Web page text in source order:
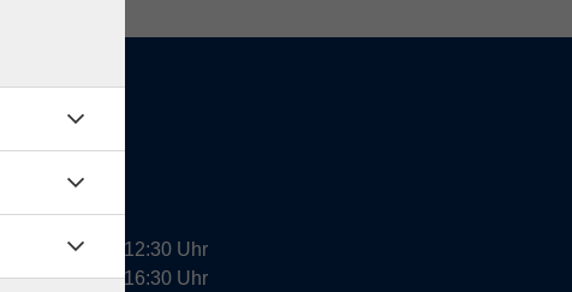
09:00 - 12:30 Uhr
13:00 - 16:30 Uhr